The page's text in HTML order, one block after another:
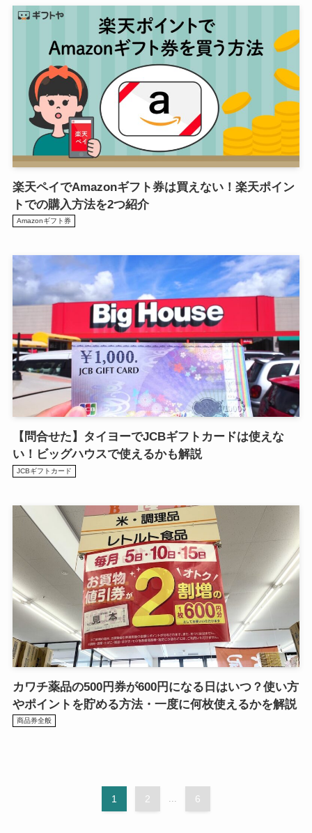
楽天ペイでAmazonギフト券は買えない！楽天ポイン
トでの購入方法を2つ紹介
Amazonギフト券
【問合せた】タイヨーでJCBギフトカードは使えな
い！ビッグハウスで使えるかも解説
JCBギフトカード
カワチ薬品の500円券が600円になる日はいつ？使い方
やポイントを貯める方法・一度に何枚使えるかを解説
商品券全般
1 2 ... 6